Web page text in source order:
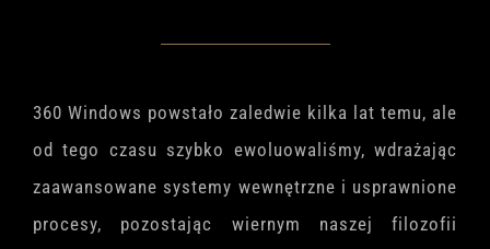
360 Windows powstało zaledwie kilka lat temu, ale
od tego czasu szybko ewoluowaliśmy, wdrażając
zaawansowane systemy wewnętrzne i usprawnione
procesy, pozostając wiernym naszej filozofii